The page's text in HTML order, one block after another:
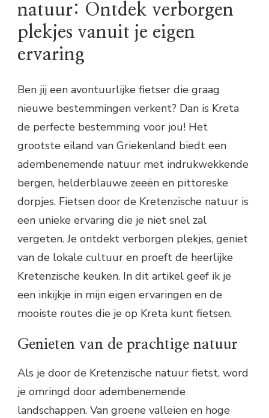
natuur: Ontdek verborgen
plekjes vanuit je eigen
ervaring
Ben jij een avontuurlijke fietser die graag
nieuwe bestemmingen verkent? Dan is Kreta
de perfecte bestemming voor jou! Het
grootste eiland van Griekenland biedt een
adembenemende natuur met indrukwekkende
bergen, helderblauwe zeeën en pittoreske
dorpjes. Fietsen door de Kretenzische natuur is
een unieke ervaring die je niet snel zal
vergeten. Je ontdekt verborgen plekjes, geniet
van de lokale cultuur en proeft de heerlijke
Kretenzische keuken. In dit artikel geef ik je
een inkijkje in mijn eigen ervaringen en de
mooiste routes die je op Kreta kunt fietsen.
Genieten van de prachtige natuur
Als je door de Kretenzische natuur fietst, word
je omringd door adembenemende
landschappen. Van groene valleien en hoge